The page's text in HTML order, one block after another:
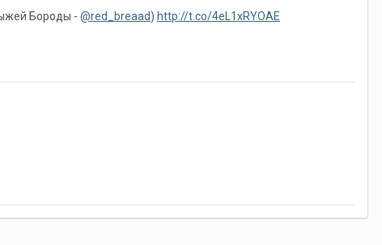
Бороды - @red_breaad) http://t.co/4eL1xRYOAE